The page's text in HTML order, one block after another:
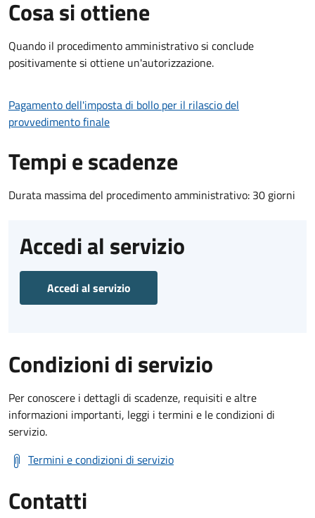
Cosa si ottiene
Quando il procedimento amministrativo si conclude
positivamente si ottiene un'autorizzazione.
Pagamento dell'imposta di bollo per il rilascio del
provvedimento finale
Tempi e scadenze
Durata massima del procedimento amministrativo: 30 giorni
Accedi al servizio
Accedi al servizio
Condizioni di servizio
Per conoscere i dettagli di scadenze, requisiti e altre
informazioni importanti, leggi i termini e le condizioni di
servizio.
Termini e condizioni di servizio
Contatti